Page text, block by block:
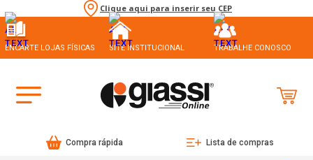
Clique aqui para inserir seu CEP
ENCARTE LOJAS FÍSICAS SITE INSTITUCIONAL TRABALHE CONOSCO
Compra rápida Lista de compras